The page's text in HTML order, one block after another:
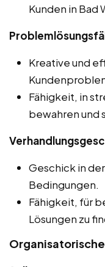
Kunden in Bad
Kreative und
Fähigkeit, in
bewahren und
Geschick in
Bedingungen.
Fähigkeit, für
Lösungen zu